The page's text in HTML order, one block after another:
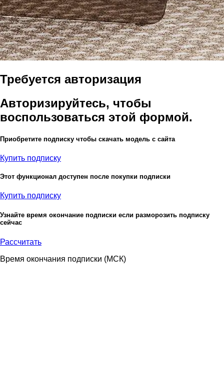
Требуется авторизация
Авторизируйтесь, чтобы
воспользоваться этой формой.
Приобретите подписку чтобы скачать модель с сайта
Купить подписку
Этот функционал доступен после покупки подписки
Купить подписку
Узнайте время окончание подписки если разморозить подписку
сейчас
Рассчитать
Время окончания подписки (МСК)